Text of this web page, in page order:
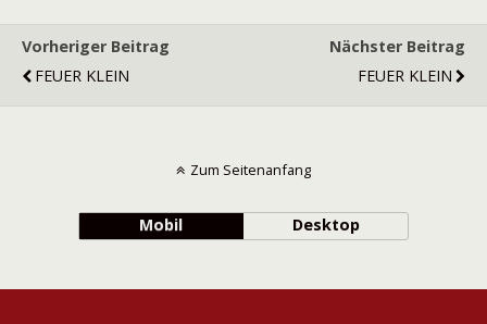
Vorheriger Beitrag
FEUER KLEIN
Nächster Beitrag
FEUER KLEIN
Zum Seitenanfang
Mobil Desktop